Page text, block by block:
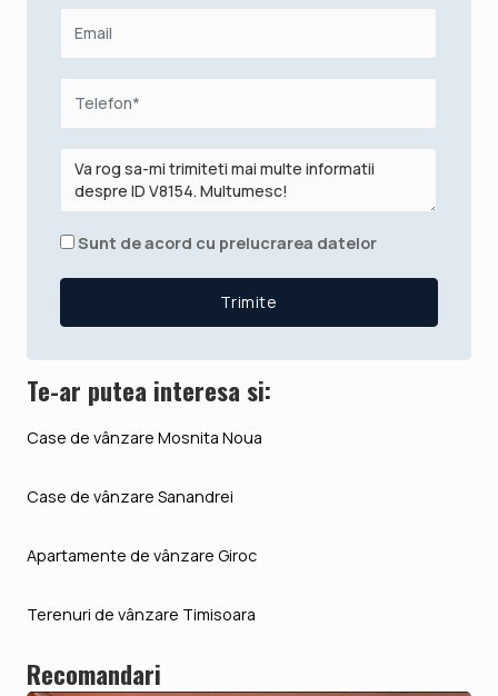
Sunt de acord cu prelucrarea datelor
Te-ar putea interesa si:
Case de vânzare Mosnita Noua
Case de vânzare Sanandrei
Apartamente de vânzare Giroc
Terenuri de vânzare Timisoara
Recomandari